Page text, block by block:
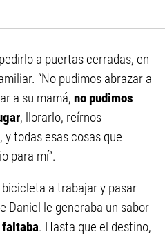
a puertas cerradas, en
“No pudimos abrazar a
a su mamá, no pudimos
, llorarlo, reírnos
todas esas cosas que
para mí”.
a trabajar y pasar
Daniel le generaba un sabor
faltaba. Hasta que el destino,